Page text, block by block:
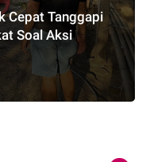
Cepat Tanggapi
Soal Aksi